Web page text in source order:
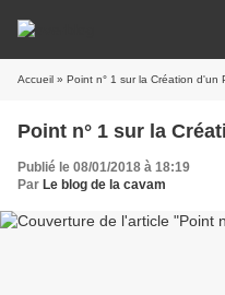
Accueil » Point n° 1 sur la Création d'un
Point n° 1 sur la
Publié le 08/01/2018 à 18:19
Par Le blog de la cavam